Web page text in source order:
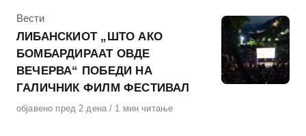
КАтегорија
Вести
ЛИБАНСКИОТ „ШТО АКО
БОМБАРДИРААТ ОВДЕ
ВЕЧЕРВА“ ПОБЕДИ НА
ГАЛИЧНИК ФИЛМ ФЕСТИВАЛ
Објавено
објавено пред 2 дена 1 мин читање